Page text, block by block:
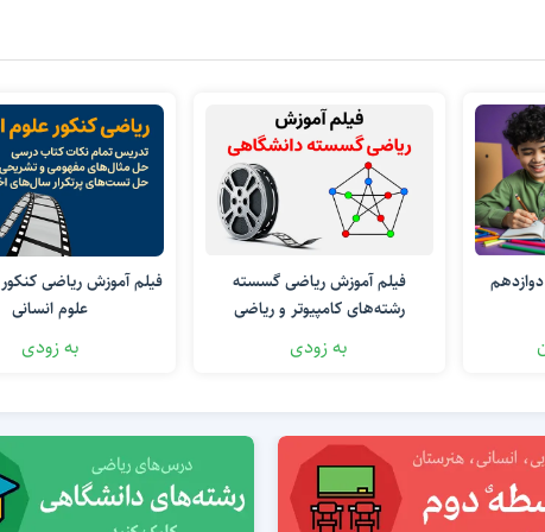
فیلم آموزش ریاضی 3 دوازدهم
فیلم آموزش ریاضی گسسته
رشته‌های کامپیوتر و ریاضی
به زودی
فیلم آموزش ریاضی
علوم انسانی
به زودی